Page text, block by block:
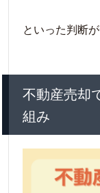
といった判断
不動産売却
組み